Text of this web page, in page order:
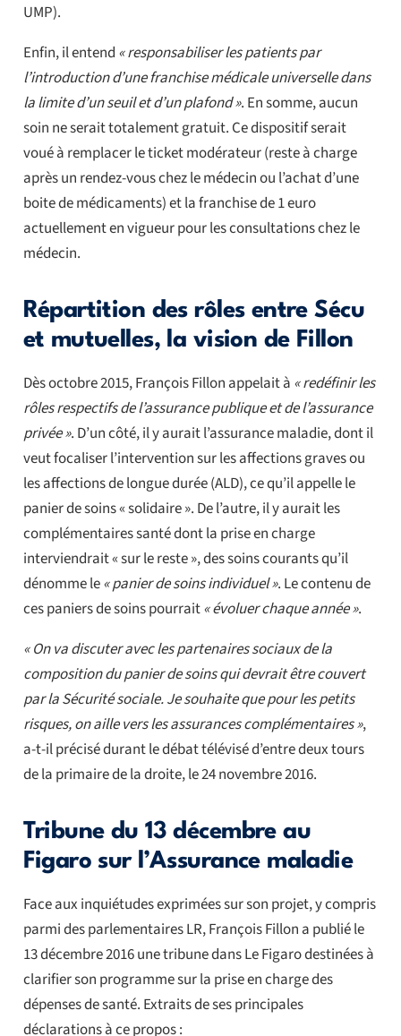
UMP).
Enfin, il entend « responsabiliser les patients par
l’introduction d’une franchise médicale universelle dans
la limite d’un seuil et d’un plafond ». En somme, aucun
soin ne serait totalement gratuit. Ce dispositif serait
voué à remplacer le ticket modérateur (reste à charge
après un rendez-vous chez le médecin ou l’achat d’une
boite de médicaments) et la franchise de 1 euro
actuellement en vigueur pour les consultations chez le
médecin.
Répartition des rôles entre Sécu
et mutuelles, la vision de Fillon
Dès octobre 2015, François Fillon appelait à « redéfinir les
rôles respectifs de l’assurance publique et de l’assurance
privée ». D’un côté, il y aurait l’assurance maladie, dont il
veut focaliser l’intervention sur les affections graves ou
les affections de longue durée (ALD), ce qu’il appelle le
panier de soins « solidaire ». De l’autre, il y aurait les
complémentaires santé dont la prise en charge
interviendrait « sur le reste », des soins courants qu’il
dénomme le« panier de soins individuel ». Le contenu de
ces paniers de soins pourrait« évoluer chaque année ».
« On va discuter avec les partenaires sociaux de la
composition du panier de soins qui devrait être couvert
par la Sécurité sociale. Je souhaite que pour les petits
risques, on aille vers les assurances complémentaires »,
a-t-il précisé durant le débat télévisé d’entre deux tours
de la primaire de la droite, le 24 novembre 2016.
Tribune du 13 décembre au
Figaro sur l’Assurance maladie
Face aux inquiétudes exprimées sur son projet, y compris
parmi des parlementaires LR, François Fillon a publié le
13 décembre 2016 une tribune dans Le Figaro destinées à
clarifier son programme sur la prise en charge des
dépenses de santé. Extraits de ses principales
déclarations à ce propos :